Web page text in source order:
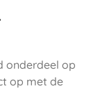
onderdeel op
op met de